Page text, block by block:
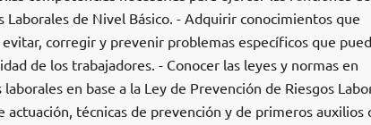
Laborales de Nivel Básico. - Adquirir conocimientos que
corregir y prevenir problemas específicos que
de los trabajadores. - Conocer las leyes y normas en
en base a la Ley de Prevención de Riesgos
técnicas de prevención y de primeros auxilios